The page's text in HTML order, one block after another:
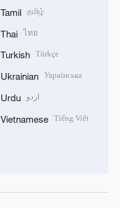
Tamil தமிழ்
Thai ไทย
Turkish Türkçe
Ukrainian Українська
Urdu اردو
Vietnamese Tiếng Việt